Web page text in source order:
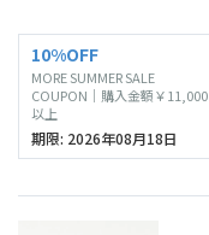
10%OFF
MORE SUMMER SALE
COUPON｜購入金額￥11,000
以上
期限: 2026年08月18日